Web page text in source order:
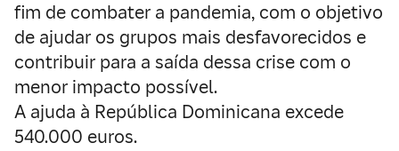
fim de combater a pandemia, com o objetivo
de ajudar os grupos mais desfavorecidos e
contribuir para a saída dessa crise com o
menor impacto possível.
A ajuda à República Dominicana excede
540.000 euros.